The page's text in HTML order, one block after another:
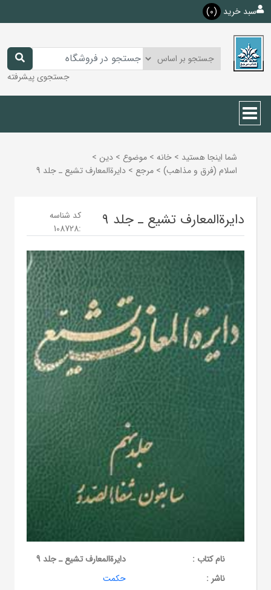
سبد خرید (0)
جستجوی پیشرفته
شما اینجا هستید > خانه > موضوع > دين >
اسلام (فرق و مذاهب) > مرجع > دایرةالمعارف تشیع ـ جلد 9
دایرةالمعارف تشیع ـ جلد 9
کد شناسه
:
108728
نام کتاب :
دایرةالمعارف تشیع ـ جلد 9
ناشر :
حکمت